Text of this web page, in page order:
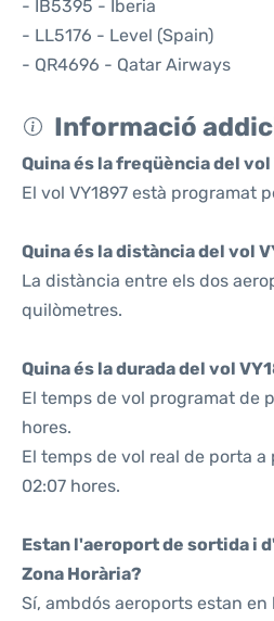
- IB5395 - Iberia
- LL5176 - Level (Spain)
- QR4696 - Qatar Airways
Informació
Quina és la freqüència del vol
El vol VY1897 està programat
Quina és la distància del vol
La distància entre els dos
quilòmetres.
Quina és la durada del vol
El temps de vol programat de
hores.
El temps de vol real de porta a
02:07 hores.
Estan l'aeroport de sortida i
Zona Horària?
Sí, ambdós aeroports estan en